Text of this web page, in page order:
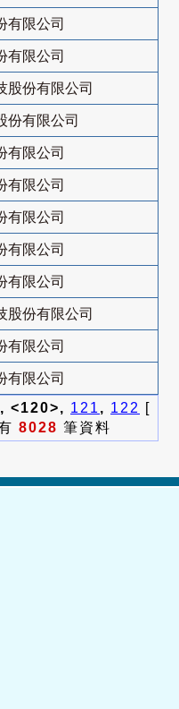
有限公司
有限公司
股份有限公司
份有限公司
有限公司
有限公司
有限公司
有限公司
有限公司
股份有限公司
有限公司
有限公司
, <120>, 121 , 122
[
8028 筆資料